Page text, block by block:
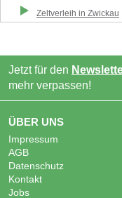
Zeltverleih in Zwickau
Jetzt für den
mehr verpassen!
ÜBER UNS
Impressum
AGB
Datenschutz
Kontakt
Jobs